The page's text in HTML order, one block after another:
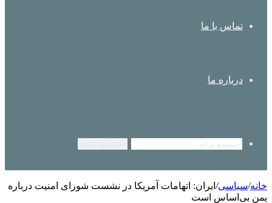
تماس با ما
درباره ما
خانه/سیاسی/ ایران: اتهامات آمریکا در نشست شورای امنیت درباره
یمن بی‌اساس است